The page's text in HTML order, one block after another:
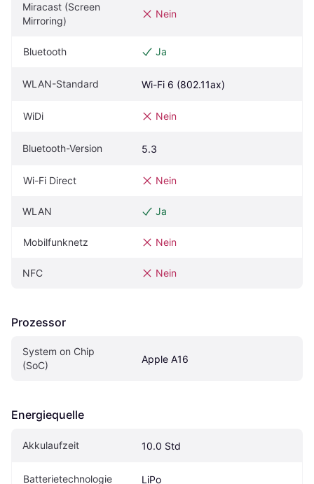
Miracast (Screen
Mirroring)
Nein
Bluetooth Ja
WLAN-Standard Wi-Fi 6 (802.11ax)
WiDi Nein
Bluetooth-Version 5.3
Wi-Fi Direct Nein
WLAN Ja
Mobilfunknetz Nein
NFC Nein
Prozessor
System on Chip
(SoC)
Apple A16
Energiequelle
Akkulaufzeit 10.0 Std
Batterietechnologie LiPo